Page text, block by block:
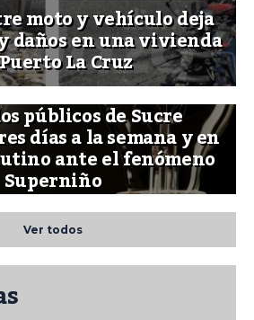
moto y vehículo deja
daños en una vivienda
La Cruz
públicos de Sucre
días a la semana y en
ante el fenómeno
Superniño
Ver todos